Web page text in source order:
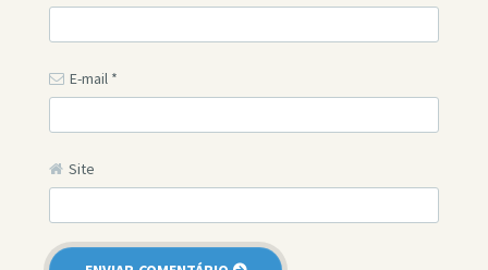
E-mail *
Site